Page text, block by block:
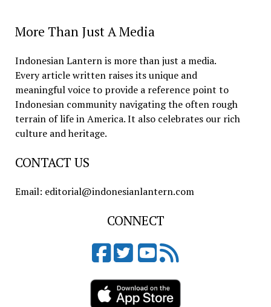
More Than Just A Media
Indonesian Lantern is more than just a media.
Every article written raises its unique and
meaningful voice to provide a reference point to
Indonesian community navigating the often rough
terrain of life in America. It also celebrates our rich
culture and heritage.
CONTACT US
Email: editorial@indonesianlantern.com
CONNECT